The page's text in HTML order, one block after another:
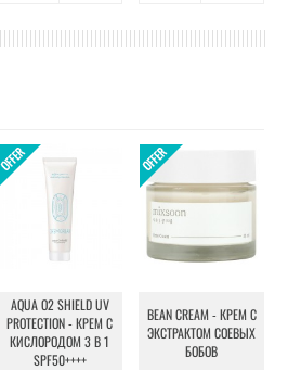
AQUA O2 SHIELD UV
PROTECTION - КРЕМ С
КИСЛОРОДОМ 3 В 1
SPF50++++
BEAN CREAM - КРЕМ С
ЭКСТРАКТОМ СОЕВЫХ
БОБОВ